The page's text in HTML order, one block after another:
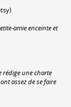
amie enceinte et
rédige une charte
assez de se faire